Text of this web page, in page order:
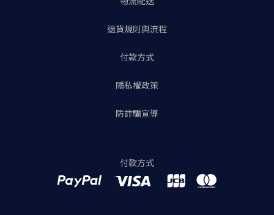
付款方式
退貨規則與流程
付款方式
隱私權政策
防詐騙宣導